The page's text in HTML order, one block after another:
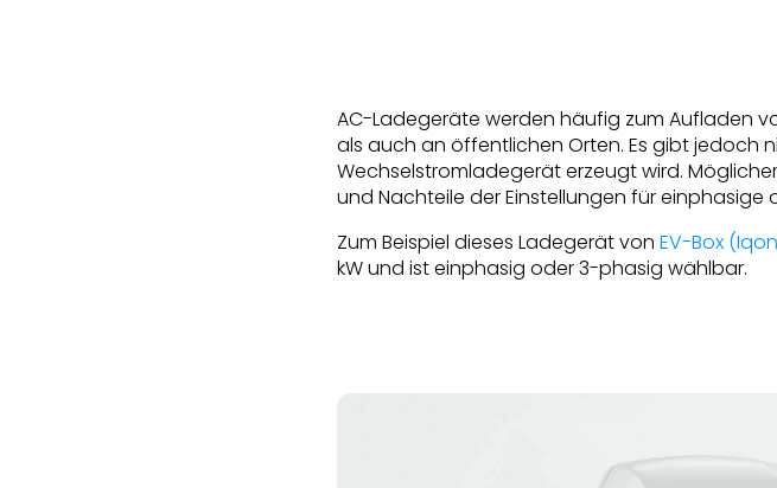
AC-Ladegeräte werden häufig zum Aufladen
als auch an öffentlichen Orten. Es gibt jedoch
Wechselstromladegerät erzeugt wird.
und Nachteile der Einstellungen für
Zum Beispiel dieses Ladegerät vonEV-Box
kW und ist einphasig oder 3-phasig wählbar.